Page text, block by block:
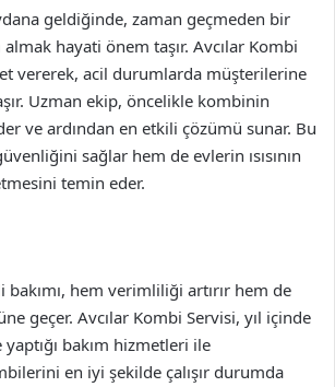
geldiğinde, zaman geçmeden bir
hayati önem taşır. Avcılar Kombi
vererek, acil durumlarda müşterilerine
Uzman ekip, öncelikle kombinin
ve ardından en etkili çözümü sunar. Bu
sağlar hem de evlerin ısısının
temin eder.
hem verimliliği artırır hem de
geçer. Avcılar Kombi Servisi, yıl içinde
bakım hizmetleri ile
en iyi şekilde çalışır durumda